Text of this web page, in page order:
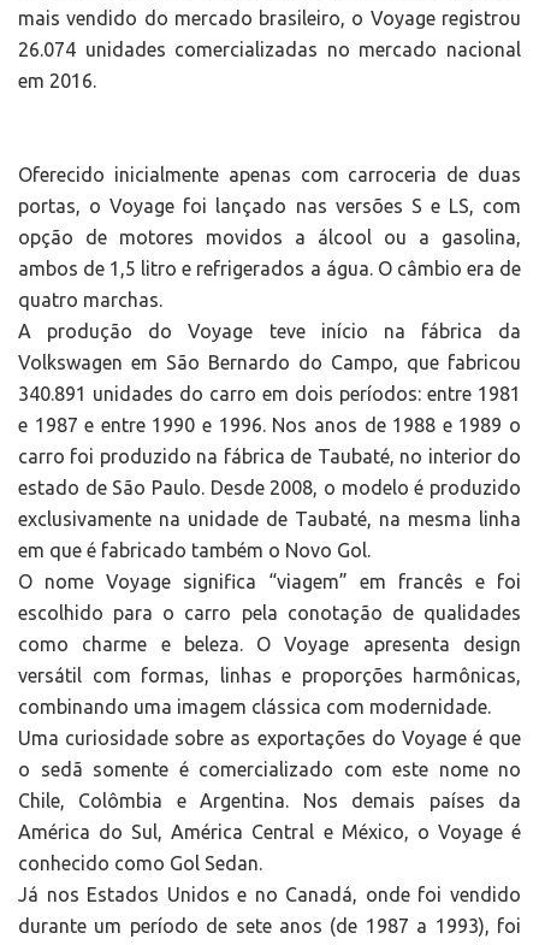
mais vendido do mercado brasileiro, o Voyage registrou
26.074 unidades comercializadas no mercado nacional
em 2016.
Oferecido inicialmente apenas com carroceria de duas
portas, o Voyage foi lançado nas versões S e LS, com
opção de motores movidos a álcool ou a gasolina,
ambos de 1,5 litro e refrigerados a água. O câmbio era de
quatro marchas.
A produção do Voyage teve início na fábrica da
Volkswagen em São Bernardo do Campo, que fabricou
340.891 unidades do carro em dois períodos: entre 1981
e 1987 e entre 1990 e 1996. Nos anos de 1988 e 1989 o
carro foi produzido na fábrica de Taubaté, no interior do
estado de São Paulo. Desde 2008, o modelo é produzido
exclusivamente na unidade de Taubaté, na mesma linha
em que é fabricado também o Novo Gol.
O nome Voyage significa “viagem” em francês e foi
escolhido para o carro pela conotação de qualidades
como charme e beleza. O Voyage apresenta design
versátil com formas, linhas e proporções harmônicas,
combinando uma imagem clássica com modernidade.
Uma curiosidade sobre as exportações do Voyage é que
o sedã somente é comercializado com este nome no
Chile, Colômbia e Argentina. Nos demais países da
América do Sul, América Central e México, o Voyage é
conhecido como Gol Sedan.
Já nos Estados Unidos e no Canadá, onde foi vendido
durante um período de sete anos (de 1987 a 1993), foi